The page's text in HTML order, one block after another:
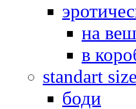
на
в
standart size
боди